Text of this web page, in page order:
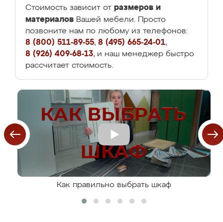
Стоимость зависит от размеров и
материалов Вашей мебели. Просто
позвоните нам по любому из телефонов:
8 (800) 511-89-55, 8 (495) 665-24-01,
8 (926) 409-68-13, и наш менеджер быстро
рассчитает стоимость.
Как правильно выбрать шкаф